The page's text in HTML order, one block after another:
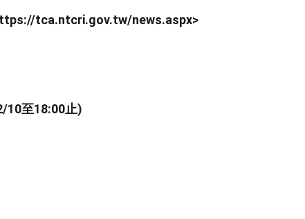
tca.ntcri.gov.tw/news.aspx>
10至18:00止)